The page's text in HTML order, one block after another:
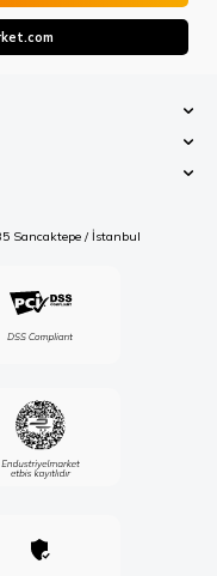
Sancaktepe / İstanbul